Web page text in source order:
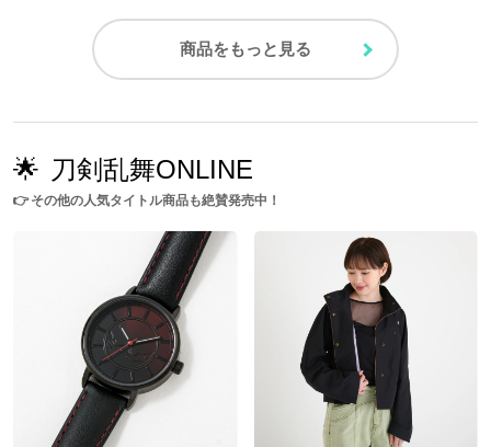
商品をもっと見る
🌟 刀剣乱舞ONLINE
👉その他の人気タイトル商品も絶賛発売中！